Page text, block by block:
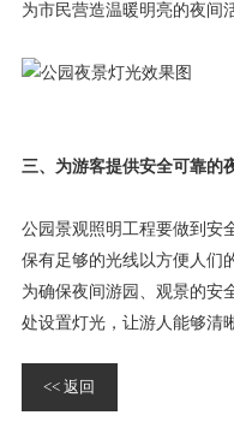
为市民营造温暖明亮的夜间
三、为游客提供安全可靠的
公园景观照明工程要做到安
保有足够的光线以方便人们
为确保夜间游园、观景的安
处设置灯光，让游人能够清
<< 返回